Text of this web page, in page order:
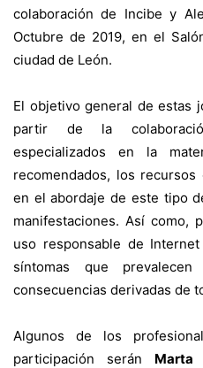
colaboración de Incibe y
Octubre de 2019, en el
ciudad de León.
El objetivo general de estas
partir de la
especializados en la
recomendados, los
en el abordaje de este tipo
manifestaciones. Así como,
uso responsable de
síntomas que
consecuencias derivadas de
Algunos de los
participación serán Marta